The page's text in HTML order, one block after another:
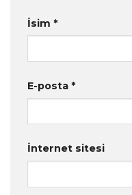
İsim *
E-posta *
İnternet sitesi